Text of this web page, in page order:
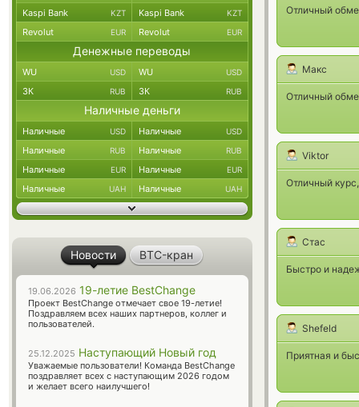
Отличный
Макс
Отличный
Viktor
Отличный
Стас
Быстро и
Shefeld
Приятная и
Kaspi Bank KZT Kaspi Bank KZT
Revolut EUR Revolut EUR
Денежные переводы
WU USD WU USD
ЗК RUB ЗК RUB
Наличные деньги
Наличные USD Наличные USD
Наличные RUB Наличные RUB
Наличные EUR Наличные EUR
Наличные UAH Наличные UAH
Новости BTC-кран
19.06.2026 19-летие BestChange
Проект BestChange отмечает свое 19-летие!
Поздравляем всех наших партнеров, коллег и
пользователей.
25.12.2025 Наступающий Новый год
Уважаемые пользователи! Команда BestChange
поздравляет всех с наступающим 2026 годом
и желает всего наилучшего!